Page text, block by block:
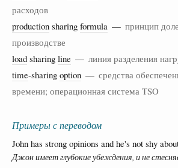
расходов
production sharing formula — принцип
производстве
load sharing line — линия разделения
time-sharing option — средства
времени; операционная система TSO
Примеры с переводом
John has strong opinions and he's not shy
Джон имеет глубокие убеждения, и не